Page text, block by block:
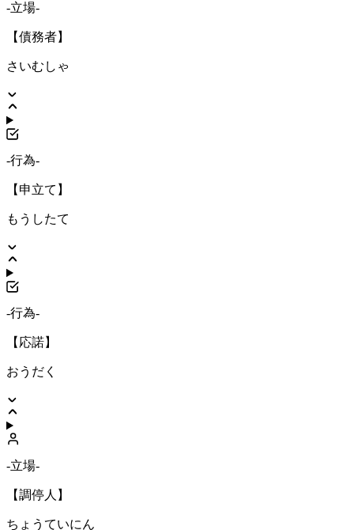
-立場-
【債務者】
さいむしゃ
-行為-
【申立て】
もうしたて
-行為-
【応諾】
おうだく
-立場-
【調停人】
ちょうていにん